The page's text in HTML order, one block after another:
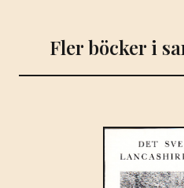
Fler böcker i